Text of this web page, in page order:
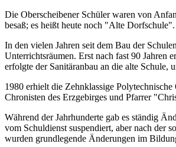
Die Oberscheibener Schüler waren von
besaß; es heißt heute noch "Alte Dorfschule".
In den vielen Jahren seit dem Bau der
Unterrichtsräumen. Erst nach fast 90 Jahren
erfolgte der Sanitäranbau an die alte Schule,
1980 erhielt die Zehnklassige
Chronisten des Erzgebirges und Pfarrer
Während der Jahrhunderte gab es ständig
vom Schuldienst suspendiert, aber nach der
wurden grundlegende Änderungen im